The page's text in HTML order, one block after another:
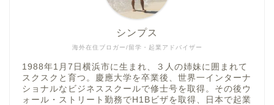
海外在住ブロガー/留学・起業アドバイザー
シンプス
1988年1月7日横浜市に生まれ、３人の姉妹に囲まれて
スクスクと育つ。慶應大学を卒業後、世界一インターナ
ショナルなビジネススクールで修士号を取得。その後ウ
ォール・ストリート勤務でH1Bビザを取得、日本で起業